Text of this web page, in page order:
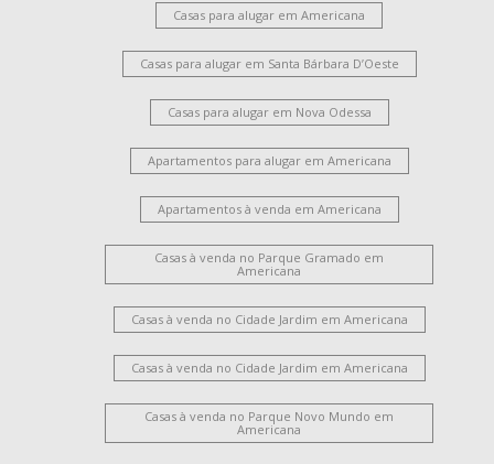
Casas para alugar em Americana
Casas para alugar em Santa Bárbara D’Oeste
Casas para alugar em Nova Odessa
Apartamentos para alugar em Americana
Apartamentos à venda em Americana
Casas à venda no Parque Gramado em
Americana
Casas à venda no Cidade Jardim em Americana
Casas à venda no Cidade Jardim em Americana
Casas à venda no Parque Novo Mundo em
Americana